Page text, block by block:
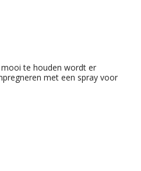
te houden wordt er
met een spray voor